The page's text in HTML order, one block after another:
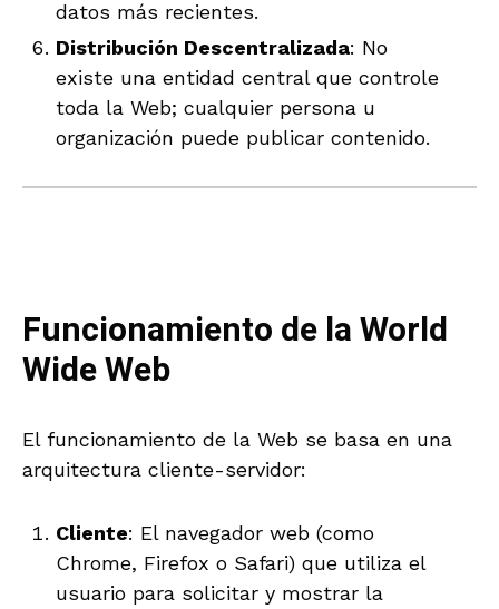
datos más recientes.
Distribución Descentralizada: No
existe una entidad central que controle
toda la Web; cualquier persona u
organización puede publicar contenido.
Funcionamiento de la World
Wide Web
El funcionamiento de la Web se basa en una
arquitectura cliente-servidor:
Cliente: El navegador web (como
Chrome, Firefox o Safari) que utiliza el
usuario para solicitar y mostrar la